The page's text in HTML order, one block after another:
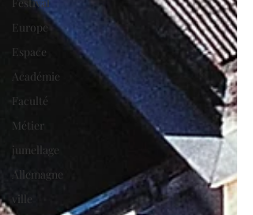
Europe
Espace
Académie
Faculté
Métier
jumellage
Allemagne
ville